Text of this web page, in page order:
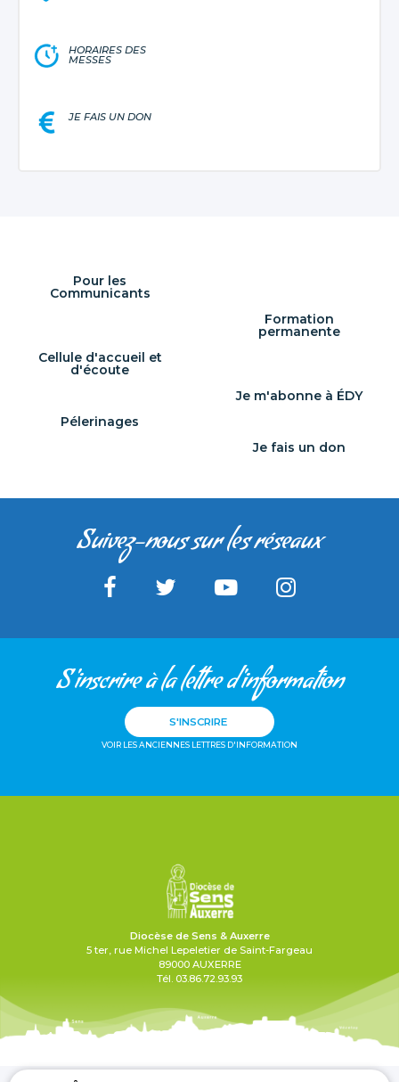
HORAIRES DES
MESSES
JE FAIS UN DON
Pour les
Communicants
Formation
permanente
Cellule d'accueil et
d'écoute
Je m'abonne à ÉDY
Pélerinages
Je fais un don
Suivez-nous sur les réseaux
S'inscrire à la lettre d'information
S'INSCRIRE
VOIR LES ANCIENNES LETTRES D'INFORMATION
Diocèse de Sens & Auxerre
5 ter, rue Michel Lepeletier de Saint-Fargeau
89000 AUXERRE
Tél. 03.86.72.93.93